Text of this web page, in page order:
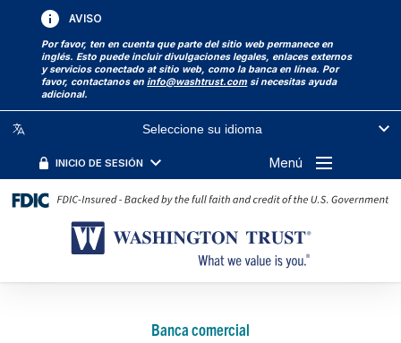
AVISO
Por favor, ten en cuenta que parte del sitio web permanece en
inglés. Esto puede incluir divulgaciones legales, enlaces externos
y servicios conectado at sitio web, como la banca en línea. Por
favor, contactanos eninfo@washtrust.com si necesitas ayuda
adicional.
Seleccione su idioma
INICIO DE SESIÓN Menú
Banca comercial